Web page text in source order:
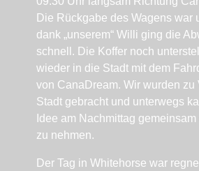
Die Rückgabe des Wagens war
dank „unserem“ Willi ging die
schnell. Die Koffer noch
wieder in die Stadt mit dem
von CanaDream. Wir wurden zu
Stadt gebracht und unterwegs
Idee am Nachmittag
zu nehmen.
Der Tag in Whitehorse war